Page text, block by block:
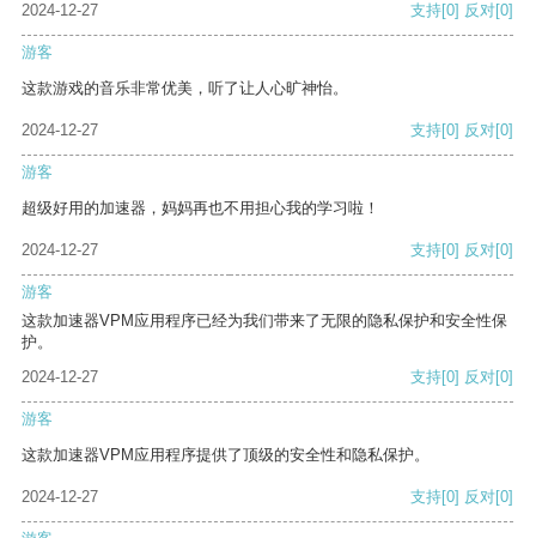
2024-12-27
支持[0] 反对[0]
游客
这款游戏的音乐非常优美，听了让人心旷神怡。
2024-12-27 支持[0] 反对[0]
游客
超级好用的加速器，妈妈再也不用担心我的学习啦！
2024-12-27 支持[0] 反对[0]
游客
这款加速器VPM应用程序已经为我们带来了无限的隐私保护和安全性保
护。
2024-12-27
支持[0] 反对[0]
游客
这款加速器VPM应用程序提供了顶级的安全性和隐私保护。
2024-12-27 支持[0] 反对[0]